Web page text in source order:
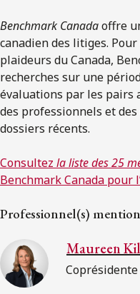
Benchmark Canadaoffre
canadien des litiges.
plaideurs du Canada,
recherches sur une
évaluations par les pairs
des professionnels et
dossiers récents.
Consultez la liste des 25
Benchmark Canada pour
Professionnel(s)
Maureen